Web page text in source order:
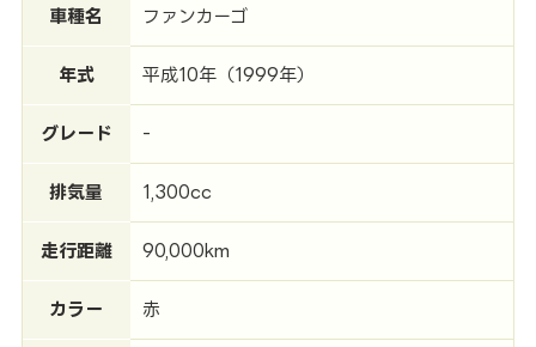
車種名 ファンカーゴ
年式 平成10年（1999年）
グレード -
排気量 1,300cc
走行距離 90,000km
カラー 赤